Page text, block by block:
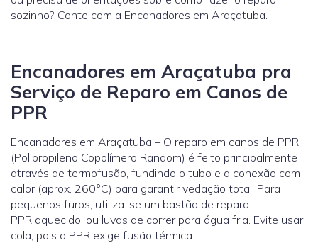
sozinho? Conte com a Encanadores em Araçatuba.
Encanadores em Araçatuba pra
Serviço de Reparo em Canos de
PPR
Encanadores em Araçatuba – O reparo em canos de PPR
(Polipropileno Copolímero Random) é feito principalmente
através de termofusão, fundindo o tubo e a conexão com
calor (aprox. 260°C) para garantir vedação total. Para
pequenos furos, utiliza-se um bastão de reparo
PPR aquecido, ou luvas de correr para água fria. Evite usar
cola, pois o PPR exige fusão térmica.